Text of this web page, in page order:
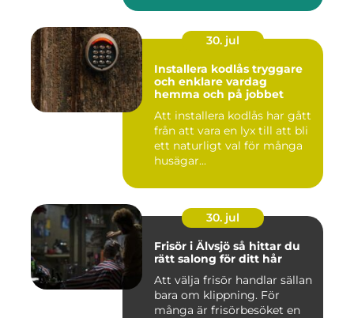
30. jul
Installera kodlås tryggare
och enklare vardag
hemma och på jobbet
Att installera kodlås har gått
från att vara en lyx till att bli
ett naturligt val för många
husägar...
30. jul
Frisör i Älvsjö så hittar du
rätt salong för ditt hår
Att välja frisör handlar sällan
bara om klippning. För
många är frisörbesöket en